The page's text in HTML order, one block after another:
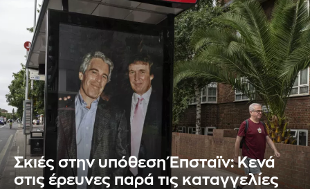
Σκιές στην υπόθεση Έπσταϊν: Κενά
στις έρευνες παρά τις καταγγελίες